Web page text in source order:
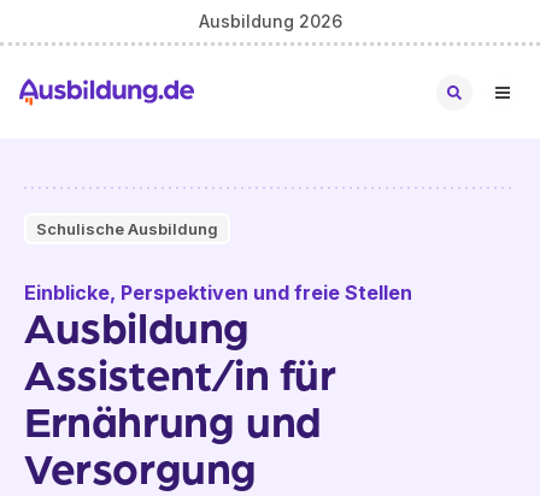
Ausbildung 2026
Schulische Ausbildung
Einblicke, Perspektiven und freie Stellen
Ausbildung
Assistent/in für
Ernährung und
Versorgung